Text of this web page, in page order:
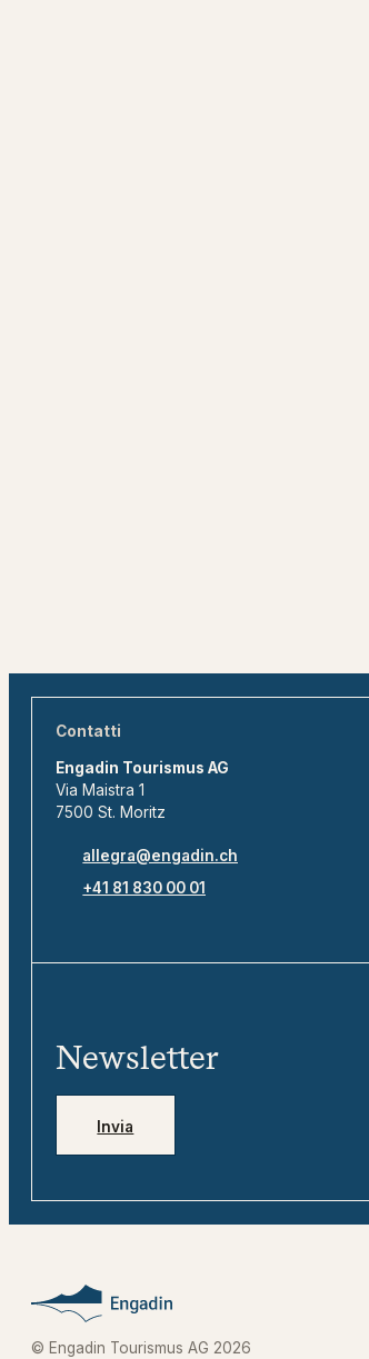
Contatti
Engadin Tourismus AG
Via Maistra 1
7500 St. Moritz
allegra@engadin.ch
+41 81 830 00 01
Newsletter
Invia
© Engadin Tourismus AG 2026